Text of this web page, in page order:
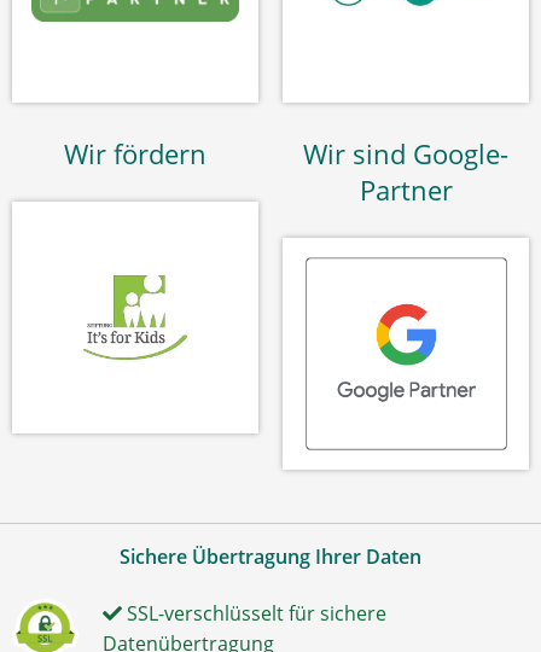
Wir fördern
Wir sind Google-
Partner
Sichere Übertragung Ihrer Daten
SSL-verschlüsselt für sichere
Datenübertragung